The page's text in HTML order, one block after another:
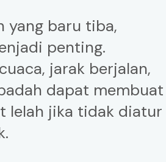
yang baru tiba,
penting.
jarak berjalan,
dapat membuat
lelah jika tidak diatur